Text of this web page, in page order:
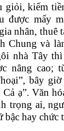
giỏi, kiếm
được mấy
nhân, thuê
Chung và
nhà Tây
nâng cao;
bây
ạ”. Văn
trọng ai,
bậc hay chức